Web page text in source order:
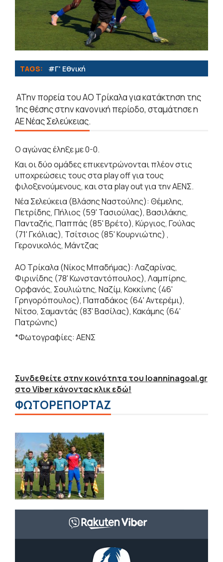
TAGS: #Γ' Εθνική
ΑΤην πορεία του ΑΟ Τρίκαλα για κατάκτηση της
1ης θέσης στην κανονική περίοδο, σταμάτησε η
ΑΕ Νέας Σελεύκειας.
Ο αγώνας έληξε με 0-0.
Και οι δύο ομάδες επικεντρώνονται πλέον στις
υποχρεώσεις τους στα play off για τους
φιλοξενούμενους, και στα play out για την ΑΕΝΣ.
Νέα Σελεύκεια (Βλάσης Ναστούλης): Θέμελης,
Πετρίδης, Πήλιος (59' Τασιούλας), Βασιλάκης,
Πανταζής, Παππάς (85' Βρέτο), Κύργιος, Γούλας
(71' Γκόλιας), Τσίτσιος (85' Κουρνιώτης) ,
Γερονικολός, Μάντζας
ΑΟ Τρίκαλα (Νίκος Μπαδήμας): Λαζαρίνας,
Φιρινίδης (78' Κωνσταντόπουλος), Λαμπίρης,
Ορφανός, Σουλιώτης, Ναζίμ, Κοκκίνης (46'
Γρηγορόπουλος), Παπαδάκος (64' Αντερέμι),
Νίτσο, Σαμαντάς (83' Βασίλας), Κακάμης (64'
Πατρώνης)
*Φωτογραφίες: ΑΕΝΣ
Συνδεθείτε στην κοινότητα του Ioanninagoal.gr
στο Viber κάνοντας κλικ εδώ!
ΦΩΤΟΡΕΠΟΡΤΑΖ